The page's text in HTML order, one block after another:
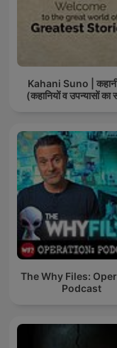
Kahani Suno |
(कहानियों व उपन्यासों का
The Why Files:
Podcast